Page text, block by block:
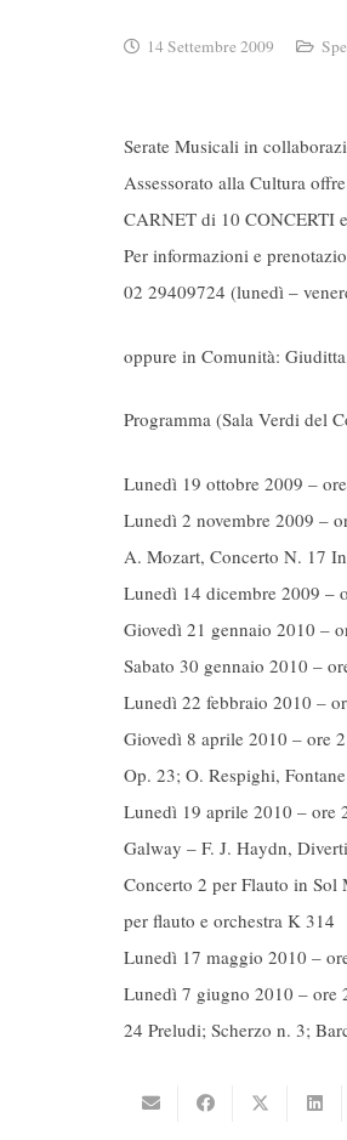
14 Settembre 2009
Serate Musicali in
Assessorato alla Cultura
CARNET di 10 CONCERTI
Per informazioni e
02 29409724 (lunedì –
oppure in Comunità:
Programma (Sala Verdi del
Lunedì 19 ottobre 2009 –
Lunedì 2 novembre 2009 –
A. Mozart, Concerto N. 17
Lunedì 14 dicembre 2009 –
Giovedì 21 gennaio 2010 –
Sabato 30 gennaio 2010 –
Lunedì 22 febbraio 2010 –
Giovedì 8 aprile 2010 – ore
Op. 23; O. Respighi,
Lunedì 19 aprile 2010 – ore
Galway – F. J. Haydn,
Concerto 2 per Flauto in Sol
per flauto e orchestra K 314
Lunedì 17 maggio 2010 –
Lunedì 7 giugno 2010 – ore
24 Preludi; Scherzo n. 3;